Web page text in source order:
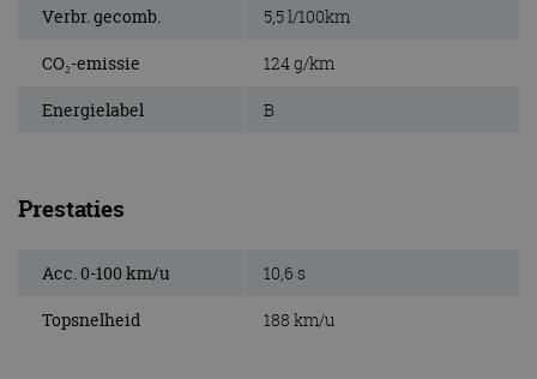
Verbr. gecomb. 5,5 l/100km
CO₂-emissie 124 g/km
Energielabel B
Prestaties
Acc. 0-100 km/u 10,6 s
Topsnelheid 188 km/u